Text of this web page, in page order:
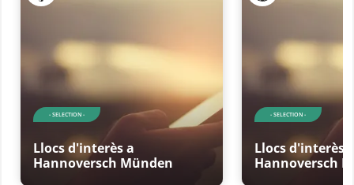
- SELECTION -
Llocs d'interès a
Hannoversch Münden
- SELECTION -
Llocs d'interès
Hannoversch